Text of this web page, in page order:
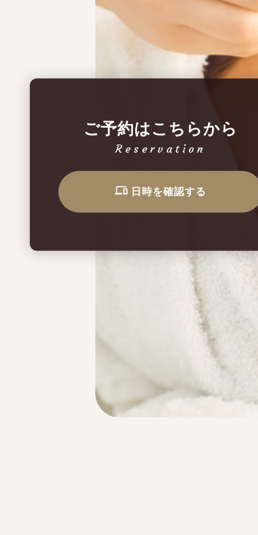
ご予約はこちらから
Reservation
日時を確認する
ご予約はこちらから
Reservation
日時を確認する
個人情報保護法